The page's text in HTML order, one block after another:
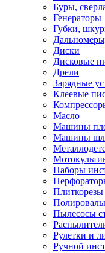
Буры,
Генераторы
Губки,
Диски
Дисковые
Дрели
Зарядные
Клеевые
Масло
Машины
Машины
Наборы
Плиткорезы
Пылесосы
Рулетки и
Ручной